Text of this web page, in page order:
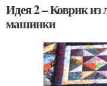
Идея 2 – Коврик из
машинки